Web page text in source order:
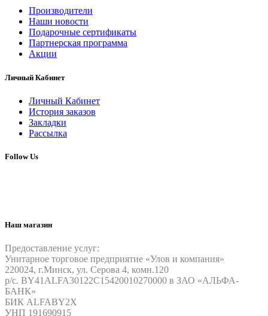
Производители
Наши новости
Подарочные сертификаты
Партнерская программа
Акции
Личный Кабинет
Личный Кабинет
История заказов
Закладки
Рассылка
Follow Us
Наш магазин
Предоставление услуг:
Унитарное торговое предприятие «Улов и компания»
220024, г.Минск, ул. Серова 4, комн.120
р/c. BY41ALFA30122C15420010270000 в ЗАО «АЛЬФА-
БАНК»
БИК ALFABY2X
УНП 191690915